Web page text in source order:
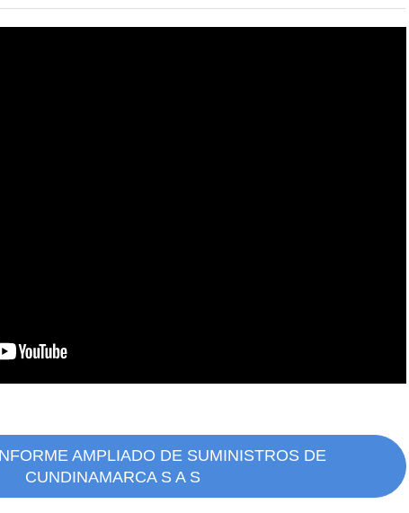
AMPLIADO DE SUMINISTROS DE
CUNDINAMARCA S A S